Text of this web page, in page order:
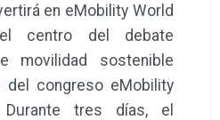
en eMobility World
centro del debate
movilidad sostenible
del congreso eMobility
Durante tres días, el